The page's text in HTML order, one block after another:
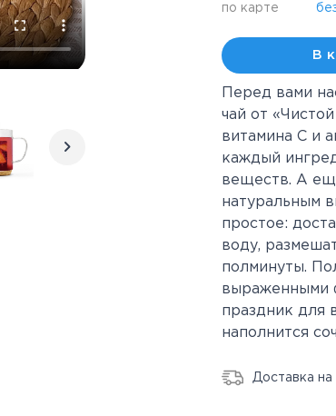
по карте
В
Перед вами
чай от
витамина С и
каждый
веществ. А
натуральным
простое:
воду,
полминуты.
выраженными
праздник для
наполнится
Доставка